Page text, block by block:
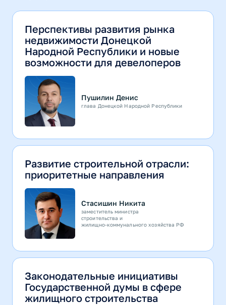
Перспективы развития рынка
недвижимости Донецкой
Народной Республики и новые
возможности для девелоперов
Пушилин Денис
глава Донецкой Народной Республики
Развитие строительной отрасли:
приоритетные направления
Стасишин Никита
заместитель министра
строительства и
жилищно-коммунального хозяйства РФ
Законодательные инициативы
Государственной думы в сфере
жилищного строительства